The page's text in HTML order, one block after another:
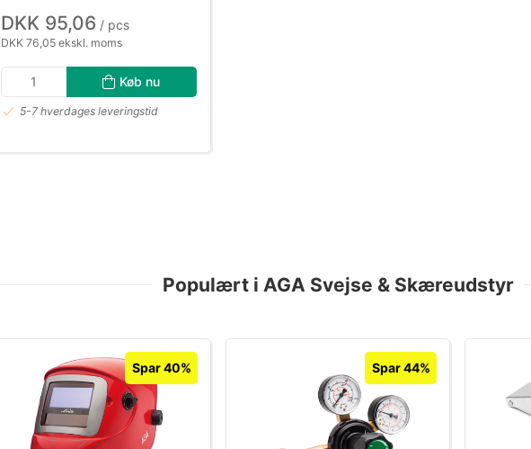
DKK 95,06 / pcs
DKK 76,05 ekskl. moms
Køb nu
5-7 hverdages leveringstid
Populært i AGA Svejse & Skæreudstyr
Spar 40% Spar 44%